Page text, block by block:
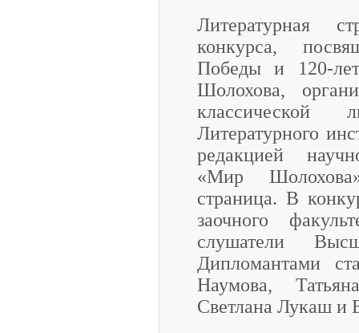
Литературная
конкурса,
Победы и 120-
Шолохова,
классической
Литературного
редакцией
«Мир
страница. В
заочного
слушатели
Дипломантами
Наумова,
Светлана Лукаш и